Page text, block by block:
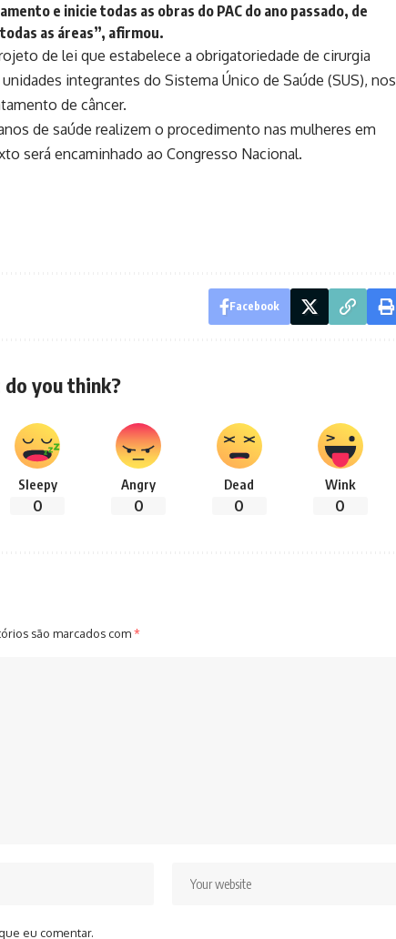
e inicie todas as obras do PAC do ano passado, de
as áreas”, afirmou.
de lei que estabelece a obrigatoriedade de cirurgia
integrantes do Sistema Único de Saúde (SUS), nos
de câncer.
de saúde realizem o procedimento nas mulheres em
será encaminhado ao Congresso Nacional.
Facebook
you think?
Sleepy
0
Angry
0
Dead
0
Wink
0
são marcados com*
eu comentar.